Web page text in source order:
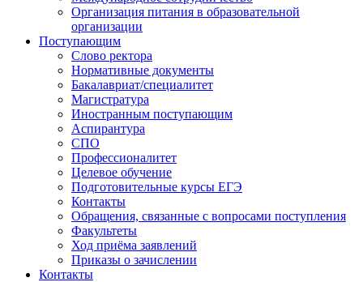
Организация питания в образовательной
организации
Поступающим
Слово ректора
Нормативные документы
Бакалавриат/специалитет
Магистратура
Иностранным поступающим
Аспирантура
СПО
Профессионалитет
Целевое обучение
Подготовительные курсы ЕГЭ
Контакты
Обращения, связанные с вопросами поступления
Факультеты
Ход приёма заявлений
Приказы о зачислении
Контакты